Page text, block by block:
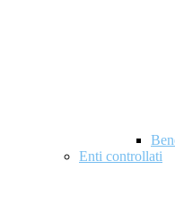
Enti controllati